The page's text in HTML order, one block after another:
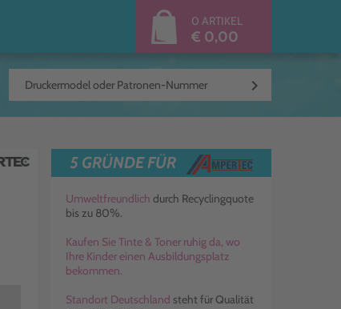
0 ARTIKEL
€ 0,00
keyboard_arrow_right
5 GRÜNDE FÜR
Umweltfreundlich durch Recyclingquote
bis zu 80%.
Kaufen Sie Tinte & Toner ruhig da, wo
Ihre Kinder einen Ausbildungsplatz
bekommen.
Standort Deutschland steht für Qualität